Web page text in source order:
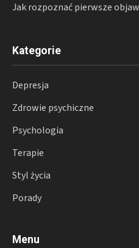
Jak rozpoznać pierwsze
Kategorie
Depresja
Zdrowie psychiczne
Psychologia
Terapie
Styl życia
Porady
Menu